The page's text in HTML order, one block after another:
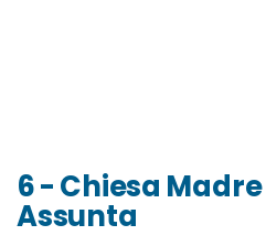
6 - Chiesa
Assunta